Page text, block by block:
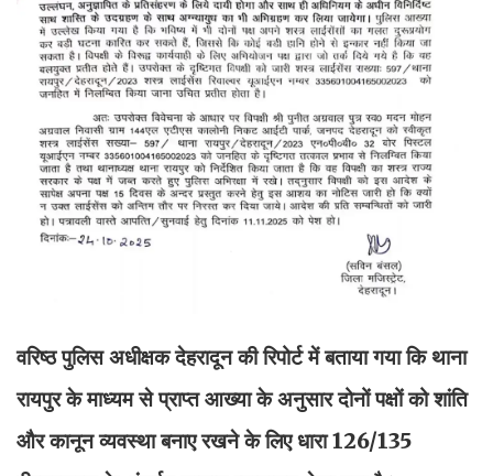
वरिष्ठ पुलिस अधीक्षक देहरादून की रिपोर्ट में बताया गया कि थाना
रायपुर के माध्यम से प्राप्त आख्या के अनुसार दोनों पक्षों को शांति
और कानून व्यवस्था बनाए रखने के लिए धारा 126/135